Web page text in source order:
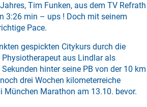
Tim Funken, aus dem TV Refrath
3:26 min – ups ! Doch mit seinem
Pace.
gespickten Citykurs durch die
aus Lindlar als
hinter seine PB von der 10 km
drei Wochen kilometerreiche
München Marathon am 13.10. bevor.